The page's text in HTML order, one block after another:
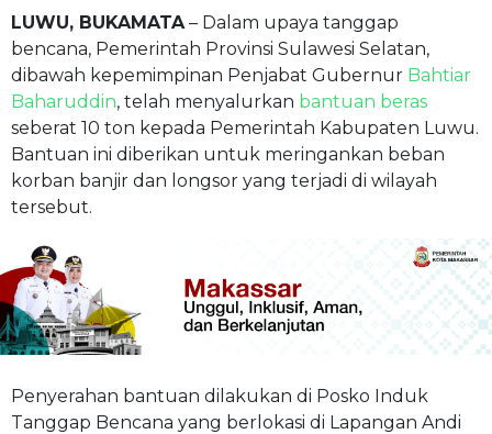
LUWU, BUKAMATA – Dalam upaya tanggap
bencana, Pemerintah Provinsi Sulawesi Selatan,
dibawah kepemimpinan Penjabat Gubernur Bahtiar
Baharuddin, telah menyalurkan bantuan beras
seberat 10 ton kepada Pemerintah Kabupaten Luwu.
Bantuan ini diberikan untuk meringankan beban
korban banjir dan longsor yang terjadi di wilayah
tersebut.
Penyerahan bantuan dilakukan di Posko Induk
Tanggap Bencana yang berlokasi di Lapangan Andi